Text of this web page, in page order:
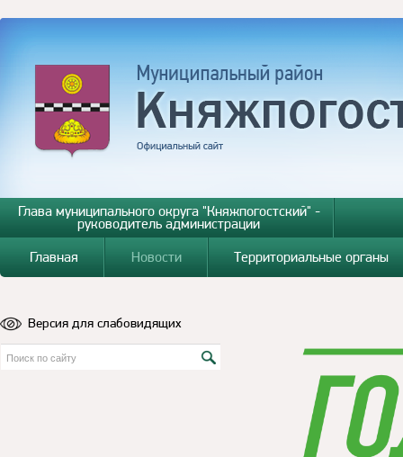
Глава муниципального округа "Княжпогостский" -
руководитель администрации
Главная
Новости Территориальные органы
Версия для слабовидящих